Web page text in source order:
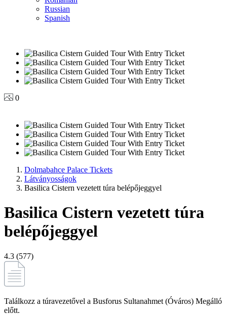
Russian
Spanish
0
Dolmabahce Palace Tickets
Látványosságok
Basilica Cistern vezetett túra belépőjeggyel
Basilica Cistern vezetett túra
belépőjeggyel
4.3 (577)
Találkozz a túravezetővel a Busforus Sultanahmet (Óváros) Megálló
előtt.